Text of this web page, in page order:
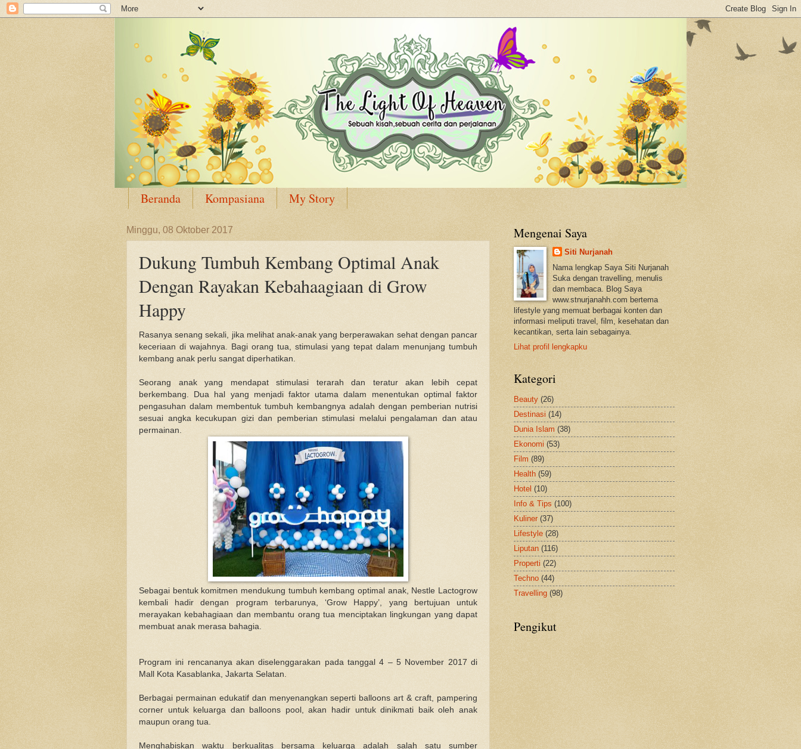
Beranda Kompasiana My Story
Minggu, 08 Oktober 2017
Dukung Tumbuh Kembang Optimal Anak
Dengan Rayakan Kebahaagiaan di Grow
Happy
Rasanya senang sekali, jika melihat anak-anak yang berperawakan sehat dengan pancar
keceriaan di wajahnya. Bagi orang tua, stimulasi yang tepat dalam menunjang tumbuh
kembang anak perlu sangat diperhatikan.
Seorang anak yang mendapat stimulasi terarah dan teratur akan lebih cepat
berkembang. Dua hal yang menjadi faktor utama dalam menentukan optimal faktor
pengasuhan dalam membentuk tumbuh kembangnya adalah dengan pemberian nutrisi
sesuai angka kecukupan gizi dan pemberian stimulasi melalui pengalaman dan atau
permainan.
Sebagai bentuk komitmen mendukung tumbuh kembang optimal anak, Nestle Lactogrow
kembali hadir dengan program terbarunya, ‘Grow Happy’, yang bertujuan untuk
merayakan kebahagiaan dan membantu orang tua menciptakan lingkungan yang dapat
membuat anak merasa bahagia.
Program ini rencananya akan diselenggarakan pada tanggal 4 – 5 November 2017 di
Mall Kota Kasablanka, Jakarta Selatan.
Berbagai permainan edukatif dan menyenangkan seperti balloons art & craft, pampering
corner untuk keluarga dan balloons pool, akan hadir untuk dinikmati baik oleh anak
maupun orang tua.
Menghabiskan waktu berkualitas bersama keluarga adalah salah satu sumber
Mengenai Saya
Siti Nurjanah
Nama lengkap Saya Siti Nurjanah
Suka dengan travelling, menulis
dan membaca. Blog Saya
www.stnurjanahh.com bertema
lifestyle yang memuat berbagai konten dan
informasi meliputi travel, film, kesehatan dan
kecantikan, serta lain sebagainya.
Lihat profil lengkapku
Kategori
Beauty (26)
Destinasi (14)
Dunia Islam (38)
Ekonomi (53)
Film (89)
Health (59)
Hotel (10)
Info & Tips (100)
Kuliner (37)
Lifestyle (28)
Liputan (116)
Properti (22)
Techno (44)
Travelling (98)
Pengikut